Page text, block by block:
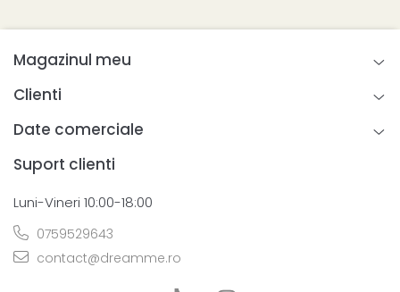
Magazinul meu
Clienti
Date comerciale
Suport clienti
Luni-Vineri 10:00-18:00
0759529643
contact@dreamme.ro